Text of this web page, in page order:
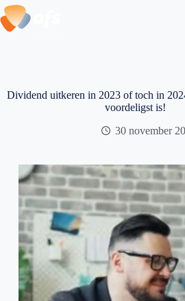
Ga
naar
de
Dividend uitkeren in 2023 of toch in
voordeligst is!
30 november